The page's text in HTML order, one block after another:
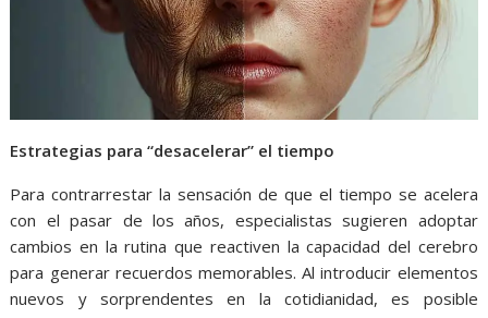
Estrategias para “desacelerar” el tiempo
Para contrarrestar la sensación de que el tiempo se acelera
con el pasar de los años, especialistas sugieren adoptar
cambios en la rutina que reactiven la capacidad del cerebro
para generar recuerdos memorables. Al introducir elementos
nuevos y sorprendentes en la cotidianidad, es posible